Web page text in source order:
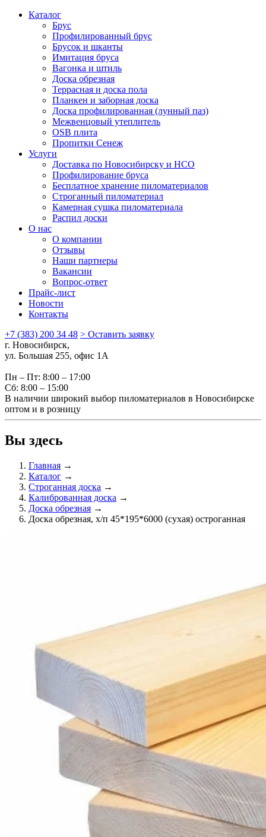
Каталог
Брус
Профилированный брус
Брусок и шканты
Имитация бруса
Вагонка и штиль
Доска обрезная
Террасная и доска пола
Планкен и заборная доска
Доска профилированная (лунный паз)
Межвенцовый утеплитель
OSB плита
Пропитки Сенеж
Услуги
Доставка по Новосибирску и НСО
Профилирование бруса
Бесплатное хранение пиломатериалов
Строганный пиломатериал
Камерная сушка пиломатериала
Распил доски
О нас
О компании
Отзывы
Наши партнеры
Вакансии
Вопрос-ответ
Прайс-лист
Новости
Контакты
+7 (383) 200 34 48 > Оставить заявку
г. Новосибирск,
ул. Большая 255, офис 1А
Пн – Пт: 8:00 – 17:00
Сб: 8:00 – 15:00
В наличии широкий выбор пиломатериалов в Новосибирске
оптом и в розницу
Вы здесь
Главная →
Каталог →
Строганная доска →
Калиброванная доска →
Доска обрезная →
Доска обрезная, х/п 45*195*6000 (сухая) остроганная